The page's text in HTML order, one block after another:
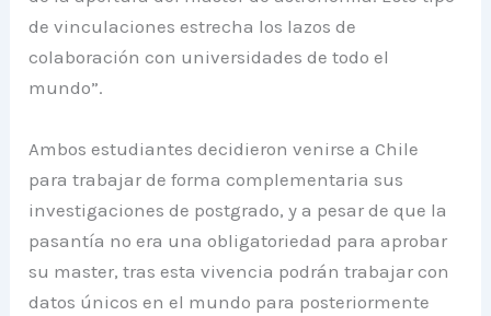
de vinculaciones estrecha los lazos de
colaboración con universidades de todo el
mundo”.
Ambos estudiantes decidieron venirse a Chile
para trabajar de forma complementaria sus
investigaciones de postgrado, y a pesar de que la
pasantía no era una obligatoriedad para aprobar
su master, tras esta vivencia podrán trabajar con
datos únicos en el mundo para posteriormente